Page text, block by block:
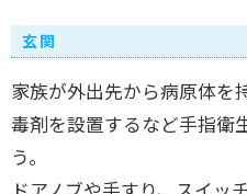
玄関
家族が外出先から病原体を
毒剤を設置するなど手指衛
う。